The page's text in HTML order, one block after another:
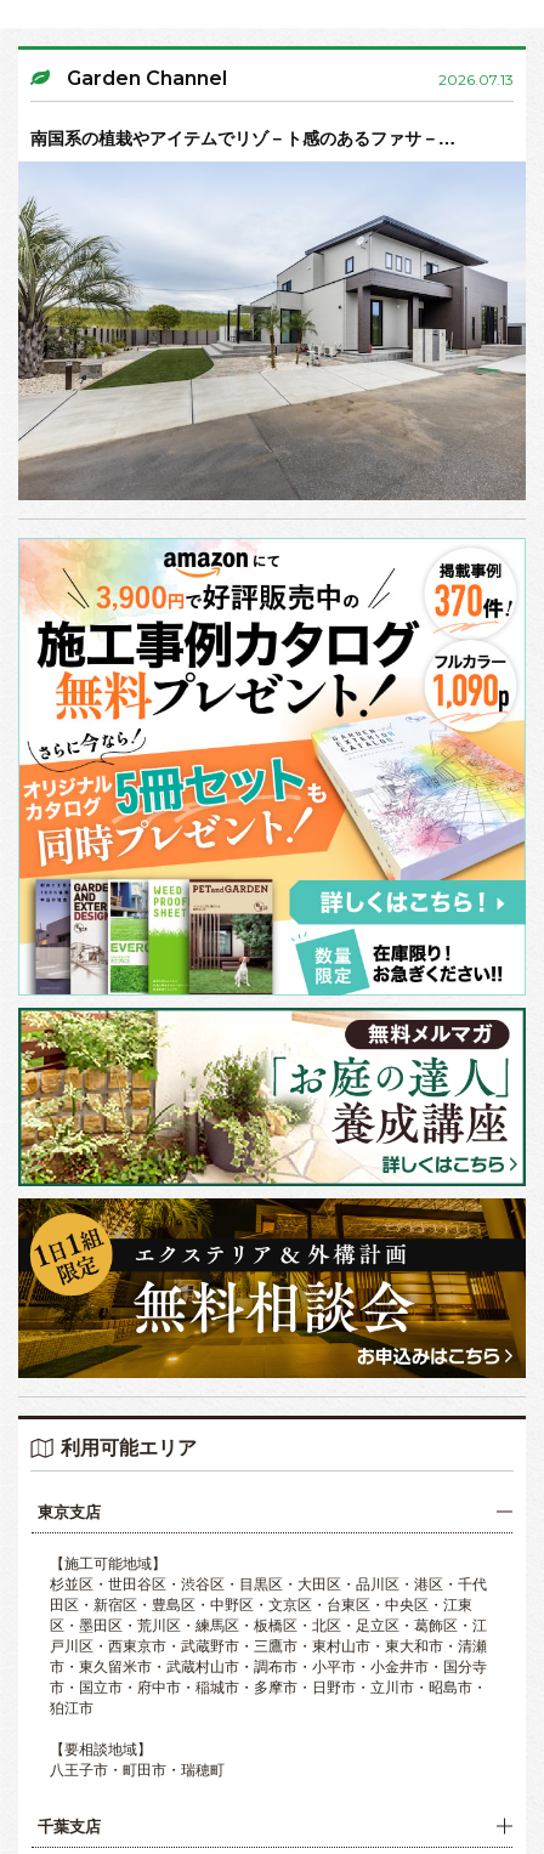
Garden Channel 2026.07.13
南国系の植栽やアイテムでリゾ－ト感のあるファサ－…
利用可能エリア
東京支店
【施工可能地域】
杉並区・世田谷区・渋谷区・目黒区・大田区・品川区・港区・千代
田区・新宿区・豊島区・中野区・文京区・台東区・中央区・江東
区・墨田区・荒川区・練馬区・板橋区・北区・足立区・葛飾区・江
戸川区・西東京市・武蔵野市・三鷹市・東村山市・東大和市・清瀬
市・東久留米市・武蔵村山市・調布市・小平市・小金井市・国分寺
市・国立市・府中市・稲城市・多摩市・日野市・立川市・昭島市・
狛江市
【要相談地域】
八王子市・町田市・瑞穂町
千葉支店